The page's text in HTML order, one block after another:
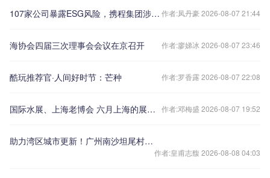
107家公司暴露ESG风险，携程集团涉两大垄断行为被罚51.79亿｜善择ESG风险跟踪第148期 作者:凤丹豪 2026-08-07 21:44
海协会四届三次理事会会议在京召开 作者:廖娣冰 2026-08-07 23:46
酷玩推荐官·人间好时节：芒种 作者:罗香露 2026-08-07 22:08
国际水展、上海老博会 六月上海的展会精彩纷呈 作者:邓梅盛 2026-08-07 19:52
助力湾区城市更新！广州南沙坦尾村更新改造项目荣获一等奖
作者:皇甫志馥 2026-08-08 04:03